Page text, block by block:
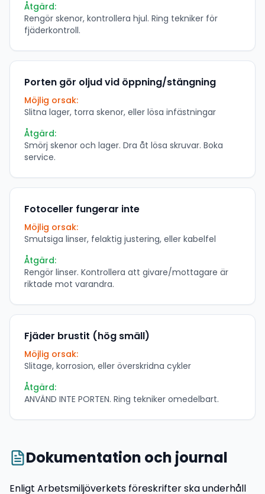
Åtgärd:
Rengör skenor, kontrollera hjul. Ring tekniker för
fjäderkontroll.
Porten gör oljud vid öppning/stängning
Möjlig orsak:
Slitna lager, torra skenor, eller lösa infästningar
Åtgärd:
Smörj skenor och lager. Dra åt lösa skruvar. Boka
service.
Fotoceller fungerar inte
Möjlig orsak:
Smutsiga linser, felaktig justering, eller kabelfel
Åtgärd:
Rengör linser. Kontrollera att givare/mottagare är
riktade mot varandra.
Fjäder brustit (hög smäll)
Möjlig orsak:
Slitage, korrosion, eller överskridna cykler
Åtgärd:
ANVÄND INTE PORTEN. Ring tekniker omedelbart.
Dokumentation och journal
Enligt Arbetsmiljöverkets föreskrifter ska underhåll